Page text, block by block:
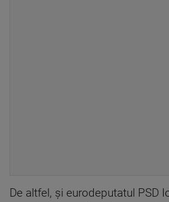
De altfel, și eurodeputatul PSD